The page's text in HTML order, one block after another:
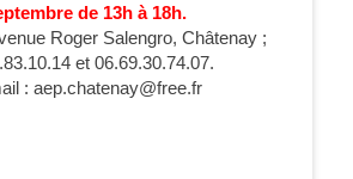
de 13h à 18h.
Roger Salengro, Châtenay ;
et 06.69.30.74.07.
: aep.chatenay@free.fr